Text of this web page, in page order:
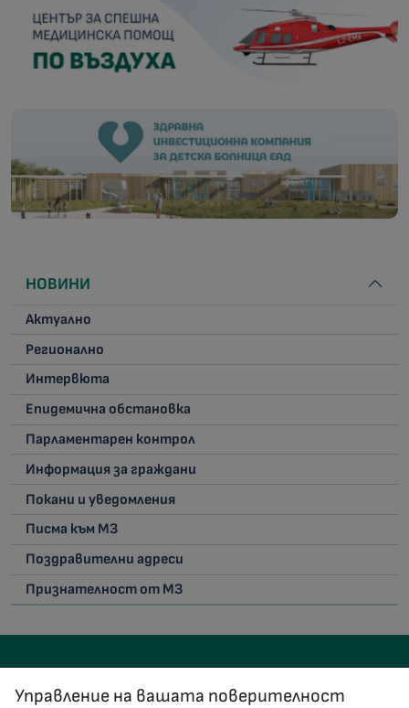
НОВИНИ
Актуално
Регионално
Интервюта
Епидемична обстановка
Парламентарен контрол
Информация за граждани
Покани и уведомления
Писма към МЗ
Поздравителни адреси
Признателност от МЗ
Управление на вашата поверителност